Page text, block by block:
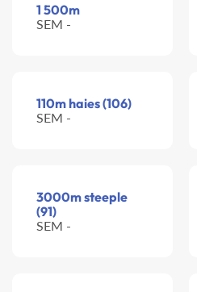
1 500m
SEM -
110m haies (106)
SEM -
3000m steeple
(91)
SEM -